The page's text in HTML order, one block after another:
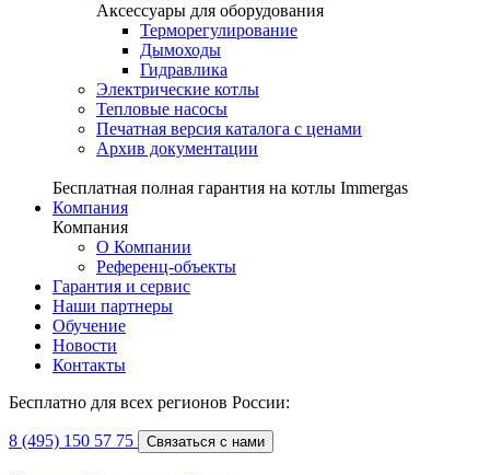
Аксессуары для оборудования
Терморегулирование
Дымоходы
Гидравлика
Электрические котлы
Тепловые насосы
Печатная версия каталога с ценами
Архив документации
Бесплатная полная гарантия на котлы Immergas
Компания
Компания
О Компании
Референц-объекты
Гарантия и сервис
Наши партнеры
Обучение
Новости
Контакты
Бесплатно для всех регионов России:
8 (495) 150 57 75 Связаться с нами